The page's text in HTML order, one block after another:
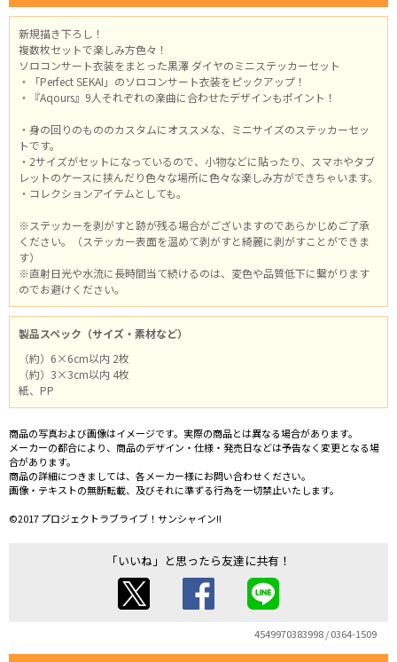
新規描き下ろし！
複数枚セットで楽しみ方色々！
ソロコンサート衣装をまとった黒澤 ダイヤのミニステッカーセット
・「Perfect SEKAI」のソロコンサート衣装をピックアップ！
・『Aqours』9人それぞれの楽曲に合わせたデザインもポイント！
・身の回りのもののカスタムにオススメな、ミニサイズのステッカーセッ
トです。
・2サイズがセットになっているので、小物などに貼ったり、スマホやタブ
レットのケースに挟んだり色々な場所に色々な楽しみ方ができちゃいます。
・コレクションアイテムとしても。
※ステッカーを剥がすと跡が残る場合がございますのであらかじめご了承
ください。（ステッカー表面を温めて剥がすと綺麗に剥がすことができま
す）
※直射日光や水流に長時間当て続けるのは、変色や品質低下に繋がります
のでお避けください。
製品スペック（サイズ・素材など）
（約）6×6cm以内 2枚
（約）3×3cm以内 4枚
紙、PP
商品の写真および画像はイメージです。実際の商品とは異なる場合があります。
メーカーの都合により、商品のデザイン・仕様・発売日などは予告なく変更となる場
合があります。
商品の詳細につきましては、各メーカー様にお問い合わせください。
画像・テキストの無断転載、及びそれに準ずる行為を一切禁止いたします。
©2017 プロジェクトラブライブ！サンシャイン!!
「いいね」と思ったら友達に共有！
4549970383998 / 0364-1509